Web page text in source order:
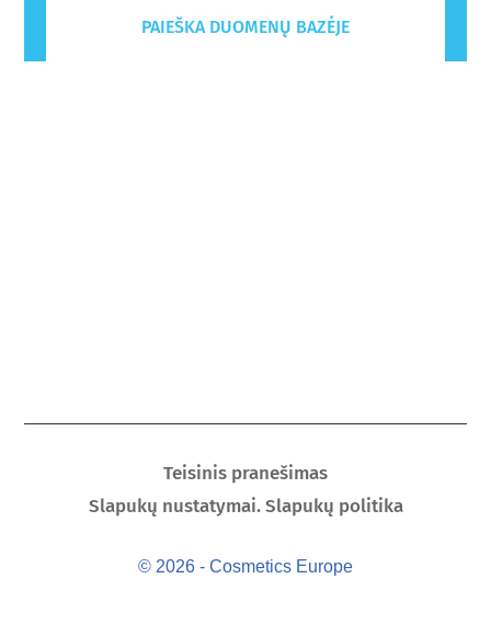
PAIEŠKA DUOMENŲ BAZĖJE
Teisinis pranešimas
Slapukų nustatymai. Slapukų politika
© 2026 - Cosmetics Europe